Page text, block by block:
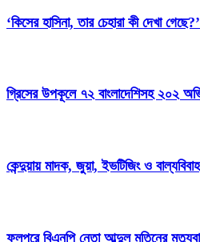
‘কিসের হাসিনা, তার চেহারা কী দেখা গেছে?’
গ্রিসের উপকূলে ৭২ বাংলাদেশিসহ ২০২
কেন্দুয়ায় মাদক, জুয়া, ইভটিজিং ও
ফুলপুরে বিএনপি নেতা আব্দুল মতিনের